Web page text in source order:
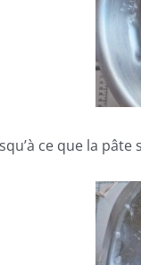
ce que la